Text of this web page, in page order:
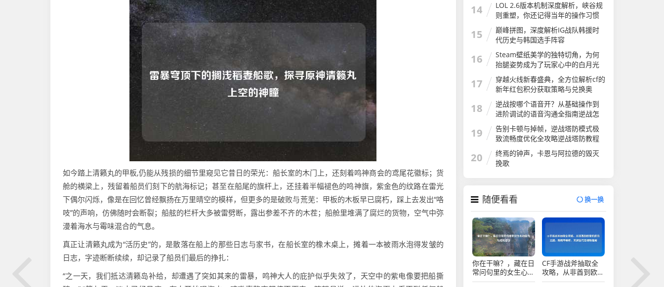
如今踏上清籁丸的甲板,仍能从残损的细节里窥见它昔日的荣光：船长室的木门上，还刻着鸣神商会的鸢尾花徽标；货
舱的横梁上，残留着船员们刻下的航海标记；甚至在船尾的旗杆上，还挂着半幅褪色的鸣神旗，紫金色的纹路在雷光
下偶尔闪烁，像是在回忆曾经飘扬在万里晴空的模样，但更多的是破败与荒芜：甲板的木板早已腐朽，踩上去发出“咯
吱”的声响，仿佛随时会断裂；船舷的栏杆大多被雷劈断，露出参差不齐的木茬；船舱里堆满了腐烂的货物，空气中弥
漫着海水与霉味混合的气息。
真正让清籁丸成为“活历史”的，是散落在船上的那些日志与家书，在船长室的橡木桌上，摊着一本被雨水泡得发皱的
日志，字迹断断续续，却记录了船员们最后的挣扎：
“之一天，我们抵达清籁岛补给，却遭遇了突如其来的雷暴，鸣神大人的庇护似乎失效了，天空中的紫电像要把船撕
14
LOL 2.6版本机制深度解析，峡谷规
则重塑，你还记得当年的操作习惯
吗？电线为什么是两根
15
巅峰拼图，深度解析IG战队韩援时
代历史与韩国选手阵容
16
Steam壁纸美学的独特切角，为何
抬腿姿势成为了玩家心中的白月光
抬腿游戏
17
穿越火线新春盛典，全方位解析cf的
新年红包积分获取策略与兑换奥
秘，赢取年度豪礼cf的新年红包积分
怎么算
18
逆战按哪个语音开？从基础操作到
进阶调试的语音沟通全指南逆战怎
么开语音
19
告别卡顿与掉帧，逆战塔防模式极
致流畅度优化全攻略逆战塔防教程
介绍
20
终焉的钟声，卡恩与阿拉德的毁灭
挽歌
随便看看 换一换
你在干嘛？，藏在日
常问句里的女生心动
信号与相处哲学
CF手游战斧抽取全
攻略，从非酋到欧皇
的进阶之路，附概率